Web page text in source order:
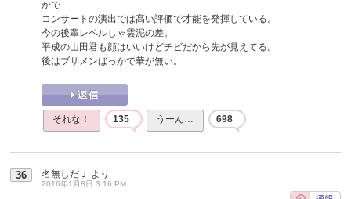
かで
コンサートの演出では高い評価で才能を発揮している。
今の後輩レベルじゃ雲泥の差。
平成の山田君も顔はいいけどチビだから先が見えてる。
後はブサメンばっかで華が無い。
それな！ 135 うーん… 698
36 名無しだＪ より
2016年1月8日 3:16 PM